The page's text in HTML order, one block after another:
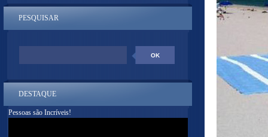
PESQUISAR
DESTAQUE
Pessoas são Incríveis!